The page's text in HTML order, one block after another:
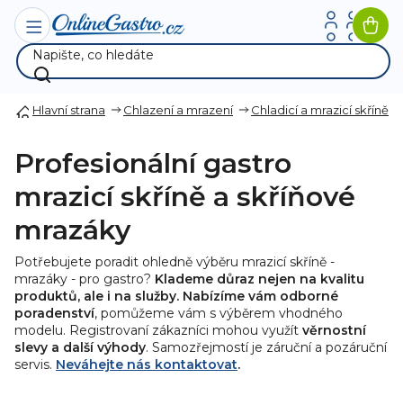
Přejít
obsah
Hlavní strana Chlazení a mrazení Chladicí a mrazicí skříně
Profesionální gastro
mrazicí skříně a skříňové
mrazáky
Potřebujete poradit ohledně výběru mrazicí skříně -
mrazáky - pro gastro? Klademe důraz nejen na kvalitu
produktů, ale i na služby. Nabízíme vám odborné
poradenství, pomůžeme vám s výběrem vhodného
modelu. Registrovaní zákazníci mohou využít věrnostní
slevy a další výhody. Samozřejmostí je záruční a pozáruční
servis. Neváhejte nás kontaktovat.